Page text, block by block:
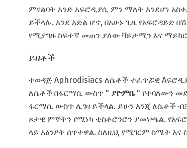
ምናልባት አንድ አፍሮዲያሲ ምን ማለት እንደሆነ
ይችላሉ. እንደ እድል ሆኖ, በአሁኑ ጊዜ
የሚያግዙ ከፍተኛ መጠን ያለው ቫይታሚን እና
ይዘቶች
ተወዳጅ Aphrodisiacs ለሴቶች ተፈጥሯዊ
ለሴቶች በፋርማሲ ውስጥ " ያዮምቤ" የተባለውን
ፋርማሲ ውስጥ ሊገዛ ይችላል. ይሁን እንጂ ለሴቶች
ጾታዊ ምኞትን የሚነካ ቲስቶሮንሮን ያመነጫል.
ላይ አፅንዖት ሰጥተዋል. ስለዚህ, የሚገርም ስሜት